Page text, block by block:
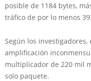
posible de 1184 bytes,
tráfico de por lo menos
Según los
amplificación
multiplicador de 220 mil
solo paquete.